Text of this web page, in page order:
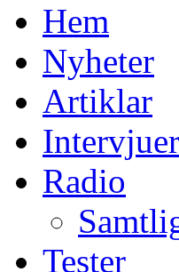
Hem
Nyheter
Artiklar
Intervjuer
Radio
Tester